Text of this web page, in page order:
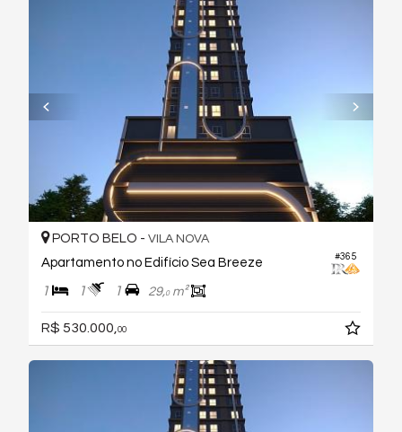
#365
PORTO BELO - VILA NOVA
Apartamento no Edifício Sea Breeze
1 1 1 29,0m²
R$ 530.000, 00